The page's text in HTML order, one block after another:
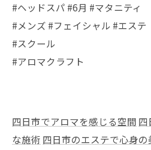
#ヘッドスパ #6月 #マタニティ
#メンズ #フェイシャル #エステ
#スクール
#アロマクラフト
四日市でアロマを感じる空間 四
な施術 四日市のエステで心身の